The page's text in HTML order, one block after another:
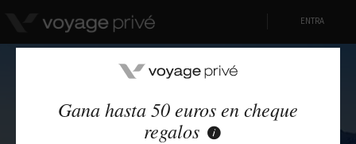
ENTRA
Viajes a Kos
Gana hasta 50 euros en cheque
regalos